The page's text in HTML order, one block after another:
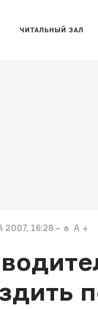
ЧИТАЛЬНЫЙ ЗАЛ
2007, 16:28 a A